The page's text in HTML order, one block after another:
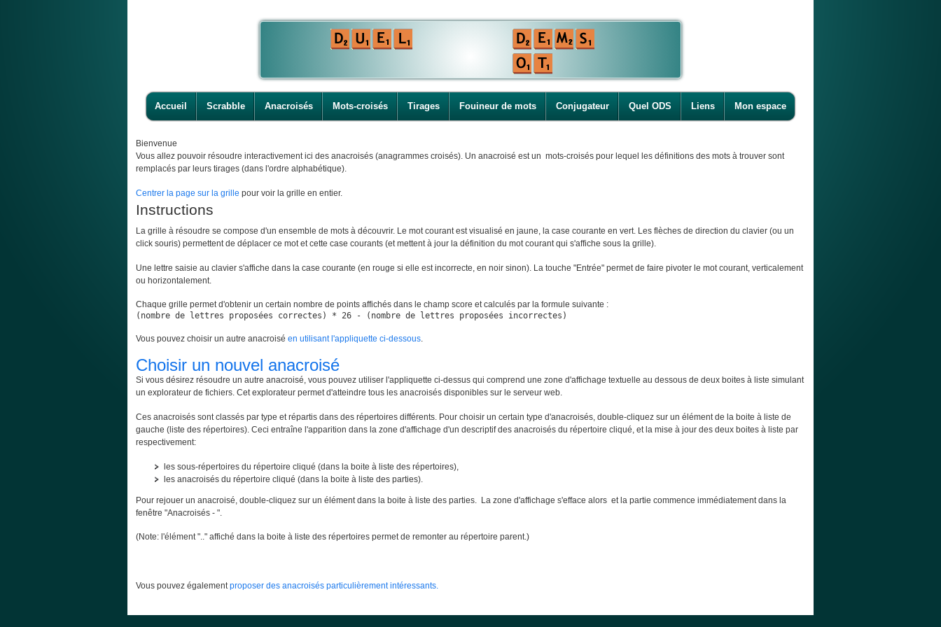
Accueil Scrabble Anacroisés Mots-croisés Tirages Fouineur de mots Conjugateur Quel ODS Liens Mon espace
Bienvenue
Vous allez pouvoir résoudre interactivement ici des anacroisés (anagrammes croisés). Un anacroisé est un mots-croisés pour lequel les définitions des mots à trouver sont
remplacés par leurs tirages (dans l'ordre alphabétique).
Centrer la page sur la grille pour voir la grille en entier.
Instructions
La grille à résoudre se compose d'un ensemble de mots à découvrir. Le mot courant est visualisé en jaune, la case courante en vert. Les flèches de direction du clavier (ou un
click souris) permettent de déplacer ce mot et cette case courants (et mettent à jour la définition du mot courant qui s'affiche sous la grille).
Une lettre saisie au clavier s'affiche dans la case courante (en rouge si elle est incorrecte, en noir sinon). La touche "Entrée" permet de faire pivoter le mot courant, verticalement
ou horizontalement.
Chaque grille permet d'obtenir un certain nombre de points affichés dans le champ score et calculés par la formule suivante :
(nombre de lettres proposées correctes) * 26 - (nombre de lettres proposées incorrectes)
Vous pouvez choisir un autre anacroisé en utilisant l'appliquette ci-dessous.
Choisir un nouvel anacroisé
Si vous désirez résoudre un autre anacroisé, vous pouvez utiliser l'appliquette ci-dessus qui comprend une zone d'affichage textuelle au dessous de deux boites à liste simulant
un explorateur de fichiers. Cet explorateur permet d'atteindre tous les anacroisés disponibles sur le serveur web.
Ces anacroisés sont classés par type et répartis dans des répertoires différents. Pour choisir un certain type d'anacroisés, double-cliquez sur un élément de la boite à liste de
gauche (liste des répertoires). Ceci entraîne l'apparition dans la zone d'affichage d'un descriptif des anacroisés du répertoire cliqué, et la mise à jour des deux boites à liste par
respectivement:
les sous-répertoires du répertoire cliqué (dans la boite à liste des répertoires),
les anacroisés du répertoire cliqué (dans la boite à liste des parties).
Pour rejouer un anacroisé, double-cliquez sur un élément dans la boite à liste des parties. La zone d'affichage s'efface alors et la partie commence immédiatement dans la
fenêtre "Anacroisés - ".
(Note: l'élément ".." affiché dans la boite à liste des répertoires permet de remonter au répertoire parent.)
Vous pouvez égalementproposer des anacroisés particulièrement intéressants.